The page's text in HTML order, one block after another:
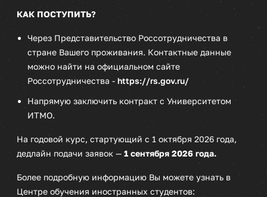
КАК ПОСТУПИТЬ?
Через Представительство Россотрудничества в
стране Вашего проживания. Контактные данные
можно найти на официальном сайте
Россотрудничества - https://rs.gov.ru/
Напрямую заключить контракт с Университетом
ИТМО.
На годовой курс, стартующий с 1 октября 2026 года,
дедлайн подачи заявок — 1 сентября 2026 года.
Более подробную информацию Вы можете узнать в
Центре обучения иностранных студентов: